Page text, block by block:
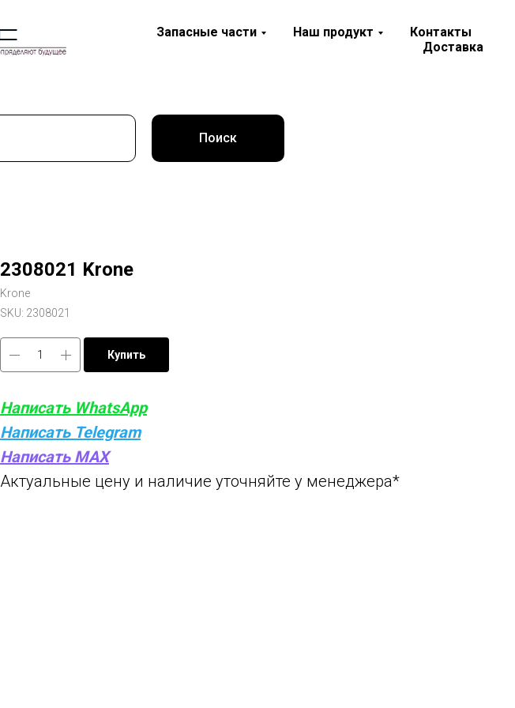
Запасные части Наш продукт
Контакты
Доставка
Поиск
2308021 Krone
Krone
SKU: 2308021
Купить
Написать WhatsApp
Написать Telegram
Написать MAX
Актуальные цену и наличие уточняйте у менеджера*